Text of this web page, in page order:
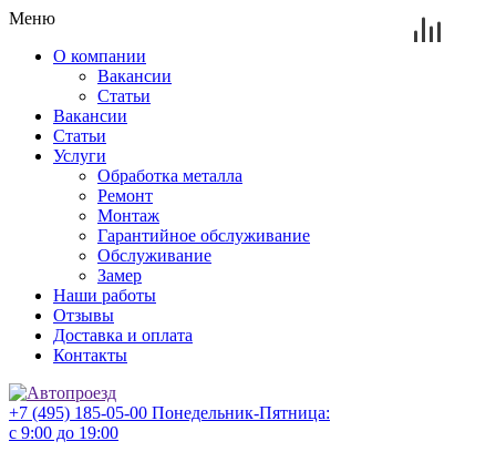
Меню
О компании
Вакансии
Статьи
Вакансии
Статьи
Услуги
Обработка металла
Ремонт
Монтаж
Гарантийное обслуживание
Обслуживание
Замер
Наши работы
Отзывы
Доставка и оплата
Контакты
+7 (495) 185-05-00 Понедельник-Пятница:
с 9:00 до 19:00